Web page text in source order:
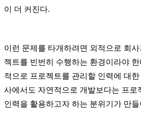
이 더 커진다.
이런 문제를 타개하려면 외적으로 회
젝트를 빈번히 수행하는 환경이라야
적으로 프로젝트를 관리할 인력에 대
사에서도 자연적으로 개발보다는 프로
인력을 활용하고자 하는 분위기가 만들